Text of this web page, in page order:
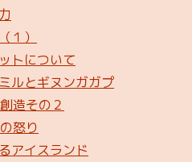
１）
トについて
ルとギヌンガガプ
造その２
怒り
アイスランド